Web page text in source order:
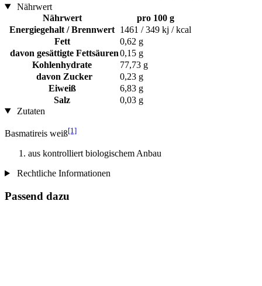
Nährwert
Nährwert
pro 100 g
Energiegehalt / Brennwert 1461 / 349 kj / kcal
Fett
0,62 g
davon gesättigte Fettsäuren0,15 g
Kohlenhydrate
77,73 g
davon Zucker
0,23 g
Eiweiß
6,83 g
Salz
0,03 g
Zutaten
Basmatireis weiß[1]
aus kontrolliert biologischem Anbau
Rechtliche Informationen
Passend dazu